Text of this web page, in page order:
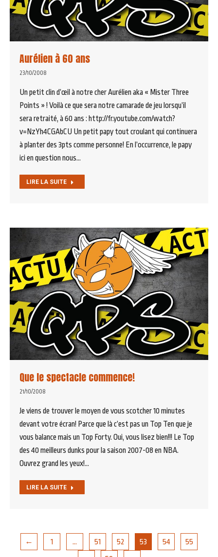
Aurélien à 60 ans
23/10/2008
Un petit clin d’œil à notre cher Aurélien aka « Mister Three
Points » ! Voilà ce que sera notre camarade de jeu lorsqu’il
sera retraité, à 60 ans : http://fr.youtube.com/watch?
v=NzYh4CGAbCU Un petit papy tout croulant qui continuera
à planter des 3pts comme personne! En l’occurrence, le papy
ici en question nous…
LIRE LA SUITE
Que le spectacle commence!
21/10/2008
Je viens de trouver le moyen de vous scotcher 10 minutes
devant votre écran! Parce que là c’est pas un Top Ten que je
vous balance mais un Top Forty. Oui, vous lisez bien!!! Le Top
des 40 meilleurs dunks pour la saison 2007-08 en NBA.
Ouvrez grand les yeux!…
LIRE LA SUITE
← 1 … 51 52 53 54
55